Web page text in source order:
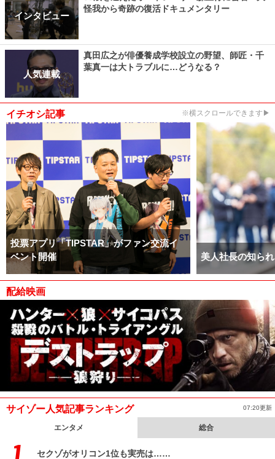
インタビュー
怪我から奇跡の復活ドキュメンタリー
人気連載
真田広之が俳優養成学校設立の野望、師匠・千
葉真一は大トラブルに…どうなる？
イチオシ記事 ※横スクロールできます▶
投票アプリ「TIPSTAR」がファン交流イ
ベント開催
美人社長の知ら
配給映画
サイゾー人気記事ランキング 07:20更新
エンタメ 総合
セクゾがオリコン1位も実売は……